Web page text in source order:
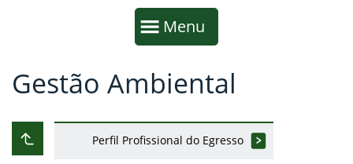
Mostrar
Menu
Fim da navegação
Início do conteúdo
Gestão Ambiental
Subir ao nível anteriorPerfil Profissional do Egresso